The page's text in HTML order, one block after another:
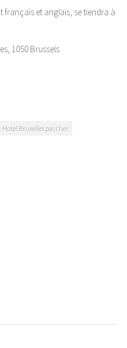
français et anglais, se tiendra à
1050 Brussels
Hotel Bruxelles pas cher